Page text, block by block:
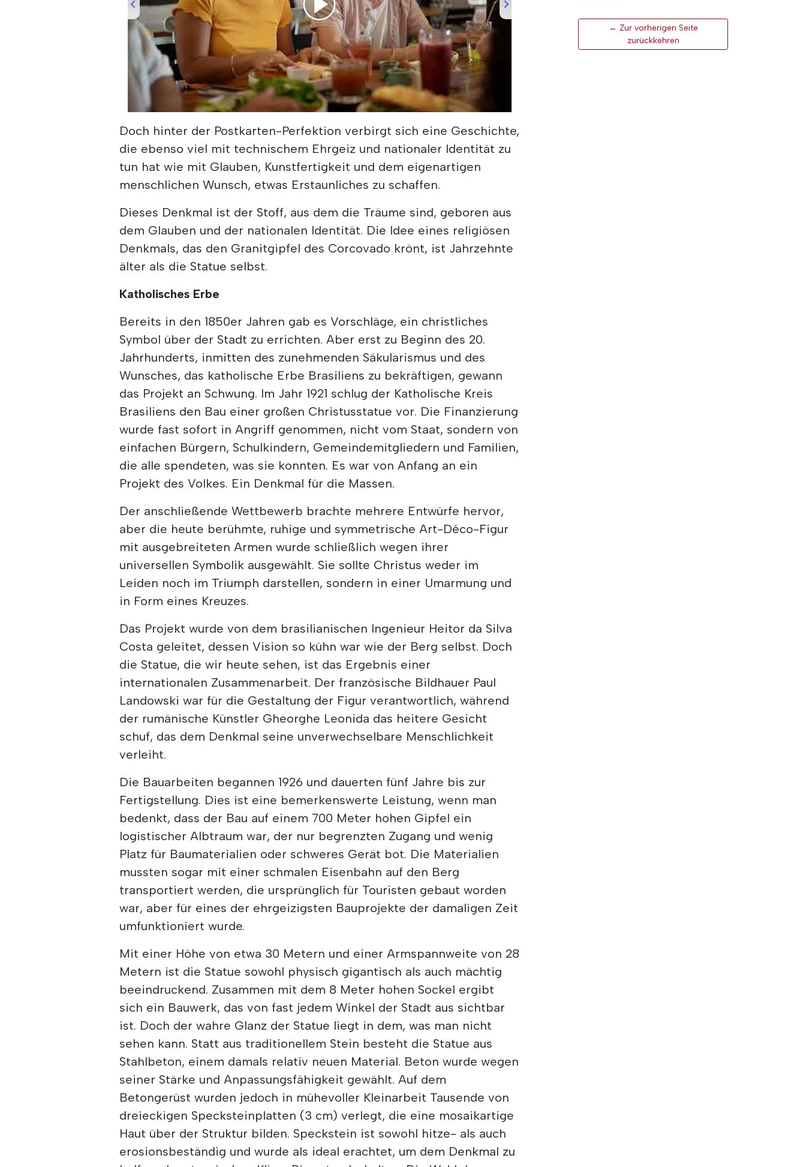
00:00/ 07:24 Portugal in Focus: Breaking News, Travel Buzz & The Top Stories Making Headlines
Doch hinter der Postkarten-Perfektion verbirgt sich eine Geschichte,
die ebenso viel mit technischem Ehrgeiz und nationaler Identität zu
tun hat wie mit Glauben, Kunstfertigkeit und dem eigenartigen
menschlichen Wunsch, etwas Erstaunliches zu schaffen.
Dieses Denkmal ist der Stoff, aus dem die Träume sind, geboren aus
dem Glauben und der nationalen Identität. Die Idee eines religiösen
Denkmals, das den Granitgipfel des Corcovado krönt, ist Jahrzehnte
älter als die Statue selbst.
Katholisches Erbe
Bereits in den 1850er Jahren gab es Vorschläge, ein christliches
Symbol über der Stadt zu errichten. Aber erst zu Beginn des 20.
Jahrhunderts, inmitten des zunehmenden Säkularismus und des
Wunsches, das katholische Erbe Brasiliens zu bekräftigen, gewann
das Projekt an Schwung. Im Jahr 1921 schlug der Katholische Kreis
Brasiliens den Bau einer großen Christusstatue vor. Die Finanzierung
wurde fast sofort in Angriff genommen, nicht vom Staat, sondern von
einfachen Bürgern, Schulkindern, Gemeindemitgliedern und Familien,
die alle spendeten, was sie konnten. Es war von Anfang an ein
Projekt des Volkes. Ein Denkmal für die Massen.
Der anschließende Wettbewerb brachte mehrere Entwürfe hervor,
aber die heute berühmte, ruhige und symmetrische Art-Déco-Figur
mit ausgebreiteten Armen wurde schließlich wegen ihrer
universellen Symbolik ausgewählt. Sie sollte Christus weder im
Leiden noch im Triumph darstellen, sondern in einer Umarmung und
in Form eines Kreuzes.
Das Projekt wurde von dem brasilianischen Ingenieur Heitor da Silva
Costa geleitet, dessen Vision so kühn war wie der Berg selbst. Doch
die Statue, die wir heute sehen, ist das Ergebnis einer
internationalen Zusammenarbeit. Der französische Bildhauer Paul
Landowski war für die Gestaltung der Figur verantwortlich, während
der rumänische Künstler Gheorghe Leonida das heitere Gesicht
schuf, das dem Denkmal seine unverwechselbare Menschlichkeit
verleiht.
Die Bauarbeiten begannen 1926 und dauerten fünf Jahre bis zur
Fertigstellung. Dies ist eine bemerkenswerte Leistung, wenn man
bedenkt, dass der Bau auf einem 700 Meter hohen Gipfel ein
logistischer Albtraum war, der nur begrenzten Zugang und wenig
Platz für Baumaterialien oder schweres Gerät bot. Die Materialien
mussten sogar mit einer schmalen Eisenbahn auf den Berg
transportiert werden, die ursprünglich für Touristen gebaut worden
war, aber für eines der ehrgeizigsten Bauprojekte der damaligen Zeit
umfunktioniert wurde.
Mit einer Höhe von etwa 30 Metern und einer Armspannweite von 28
Metern ist die Statue sowohl physisch gigantisch als auch mächtig
beeindruckend. Zusammen mit dem 8 Meter hohen Sockel ergibt
sich ein Bauwerk, das von fast jedem Winkel der Stadt aus sichtbar
ist. Doch der wahre Glanz der Statue liegt in dem, was man nicht
sehen kann. Statt aus traditionellem Stein besteht die Statue aus
Stahlbeton, einem damals relativ neuen Material. Beton wurde wegen
seiner Stärke und Anpassungsfähigkeit gewählt. Auf dem
Betongerüst wurden jedoch in mühevoller Kleinarbeit Tausende von
dreieckigen Specksteinplatten (3 cm) verlegt, die eine mosaikartige
Haut über der Struktur bilden. Speckstein ist sowohl hitze- als auch
erosionsbeständig und wurde als ideal erachtet, um dem Denkmal zu
← Zur vorherigen Seite
zurückkehren